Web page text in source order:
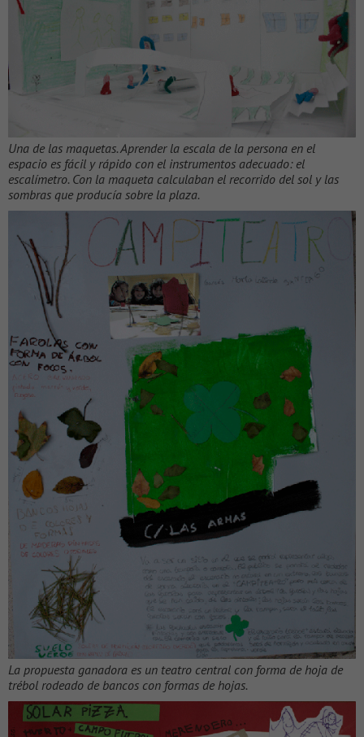
Una de las maquetas. Aprender la escala de la persona en el
espacio es fácil y rápido con el instrumentos adecuado: el
escalímetro. Con la maqueta calculaban el recorrido del sol y las
sombras que producía sobre la plaza.
La propuesta ganadora es un teatro central con forma de hoja de
trébol rodeado de bancos con formas de hojas.